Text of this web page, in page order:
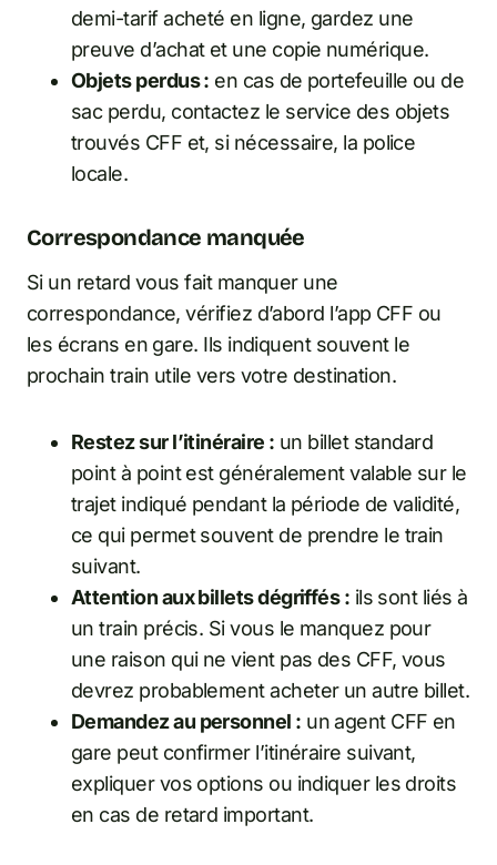
demi-tarif acheté en ligne, gardez une
preuve d’achat et une copie numérique.
Objets perdus : en cas de portefeuille ou de
sac perdu, contactez le service des objets
trouvés CFF et, si nécessaire, la police
locale.
Correspondance manquée
Si un retard vous fait manquer une
correspondance, vérifiez d’abord l’app CFF ou
les écrans en gare. Ils indiquent souvent le
prochain train utile vers votre destination.
Restez sur l’itinéraire : un billet standard
point à point est généralement valable sur le
trajet indiqué pendant la période de validité,
ce qui permet souvent de prendre le train
suivant.
Attention aux billets dégriffés : ils sont liés à
un train précis. Si vous le manquez pour
une raison qui ne vient pas des CFF, vous
devrez probablement acheter un autre billet.
Demandez au personnel : un agent CFF en
gare peut confirmer l’itinéraire suivant,
expliquer vos options ou indiquer les droits
en cas de retard important.